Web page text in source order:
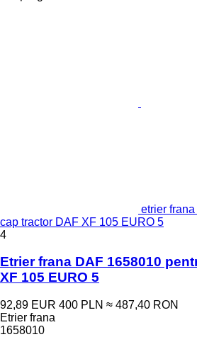
etrier
cap tractor DAF XF 105 EURO 5
4
Etrier frana DAF 1658010
XF 105 EURO 5
92,89 EUR 400 PLN ≈ 487,40 RON
Etrier frana
1658010